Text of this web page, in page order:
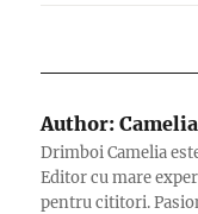
Author: Camelia
Drimboi Camelia
Editor cu mare
pentru cititori.